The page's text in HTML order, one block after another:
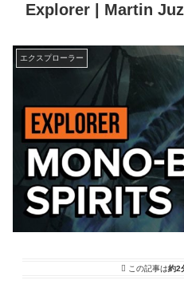
Explorer | Martin
エクスプローラー
この記事は約2